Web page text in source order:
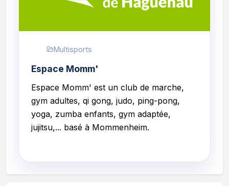
Multisports
Espace Momm'
Espace Momm' est un club de marche,
gym adultes, qi gong, judo, ping-pong,
yoga, zumba enfants, gym adaptée,
jujitsu,... basé à Mommenheim.